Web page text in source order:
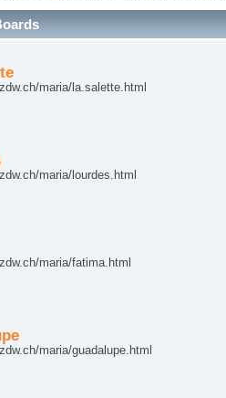
maria/la.salette.html
maria/lourdes.html
maria/fatima.html
maria/guadalupe.html